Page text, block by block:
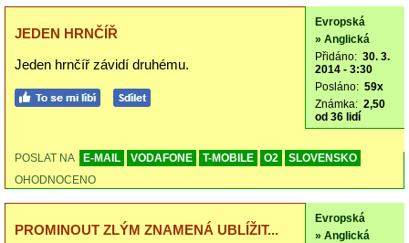
JEDEN HRNČÍŘ
Jeden hrnčíř závidí druhému.
Evropská
» Anglická
Přidáno: 30. 3.
2014 - 3:30
Posláno: 59x
Známka: 2,50
od 36 lidí
POSLAT NA E-MAIL VODAFONE T-MOBILE O2
SLOVENSKO
OHODNOCENO
PROMINOUT ZLÝM ZNAMENÁ UBLÍŽIT...
Evropská
» Anglická